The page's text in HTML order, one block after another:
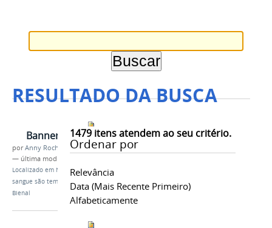
RESULTADO DA BUSCA
1479itens atendem ao seu critério.
Ordenar por
Relevância
Data (mais Recente Primeiro)
Alfabeticamente
Banners de extensão
porAnny Rochelly
— última modificação
Localizado em Notícias /Extensão e doação de
sangue são temas expostos no estande do Ifal na
Bienal